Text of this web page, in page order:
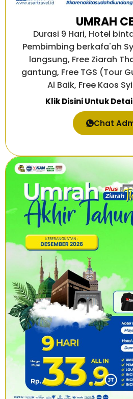
UMRAH
Durasi 9 Hari, Hotel
Pembimbing berkafa'ah
langsung, Free Ziarah
gantung, Free TGS (Tour
Al Baik, Free Kaos
Klik Disini Untuk
Chat